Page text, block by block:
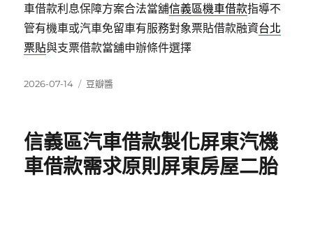
車借款利息保障方案合法當舖信義區機車借款指導不
管有機車或汽車免留車有服務對象票貼借款融資台北
票貼與支票借款當舖申辦條件選擇
發
2026-07-14
分
豆瓣醬
信義區汽車借款製化屏東汽機
車借款需求原則屏東房屋二胎